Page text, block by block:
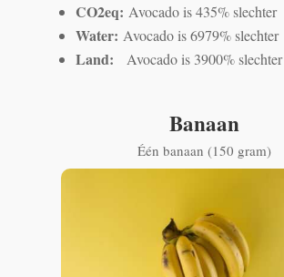
CO2eq:Avocado is 435% slechter
Water:Avocado is 6979% slechter
Land:Avocado is 3900% slechter
Banaan
Één banaan (150 gram)